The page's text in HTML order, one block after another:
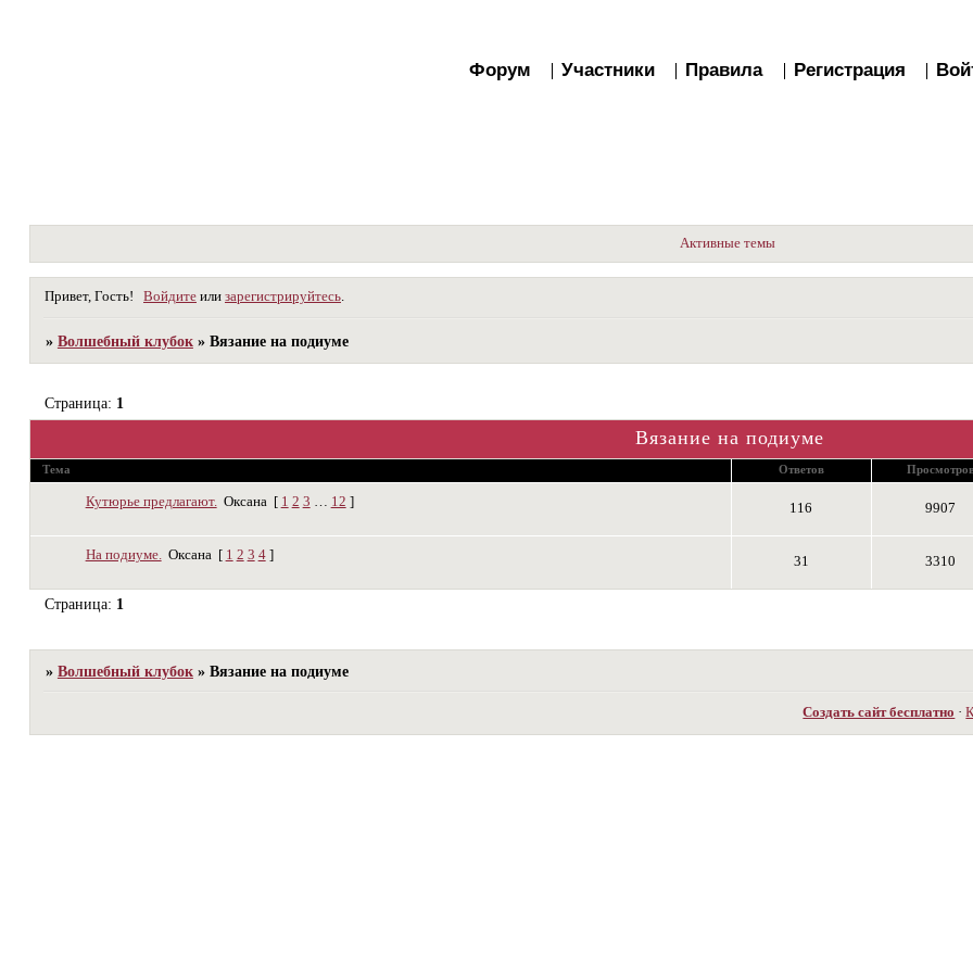
Форум Участники Правила Регистрация
Активные темы
Привет, Гость! Войдите или зарегистрируйтесь
» Волшебный клубок » Вязание на подиуме
Вязание на подиуме
Страница: 1
Тема Ответов
Кутюрье предлагают. Оксана [ 1 2 3 … 12 ] 116 9907
На подиуме. Оксана [ 1 2 3 4 ] 31 3310
Страница: 1
» Волшебный клубок » Вязание на подиуме
Создать сайт бесплатно ·